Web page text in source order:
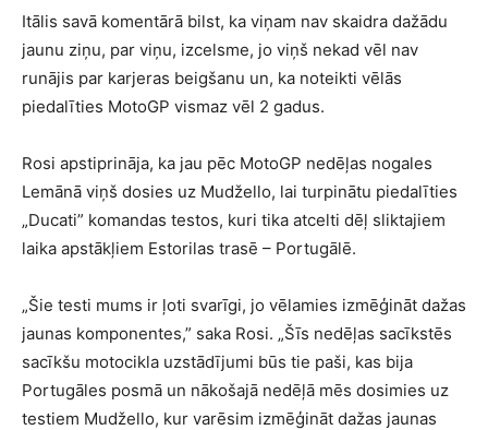
Itālis savā komentārā bilst, ka viņam nav skaidra dažādu
jaunu ziņu, par viņu, izcelsme, jo viņš nekad vēl nav
runājis par karjeras beigšanu un, ka noteikti vēlās
piedalīties MotoGP vismaz vēl 2 gadus.
Rosi apstiprināja, ka jau pēc MotoGP nedēļas nogales
Lemānā viņš dosies uz Mudžello, lai turpinātu piedalīties
„Ducati” komandas testos, kuri tika atcelti dēļ sliktajiem
laika apstākļiem Estorilas trasē – Portugālē.
„Šie testi mums ir ļoti svarīgi, jo vēlamies izmēģināt dažas
jaunas komponentes,” saka Rosi. „Šīs nedēļas sacīkstēs
sacīkšu motocikla uzstādījumi būs tie paši, kas bija
Portugāles posmā un nākošajā nedēļā mēs dosimies uz
testiem Mudžello, kur varēsim izmēģināt dažas jaunas